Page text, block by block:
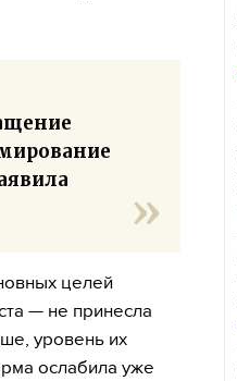
целей
— не принесла
уровень их
ослабила уже